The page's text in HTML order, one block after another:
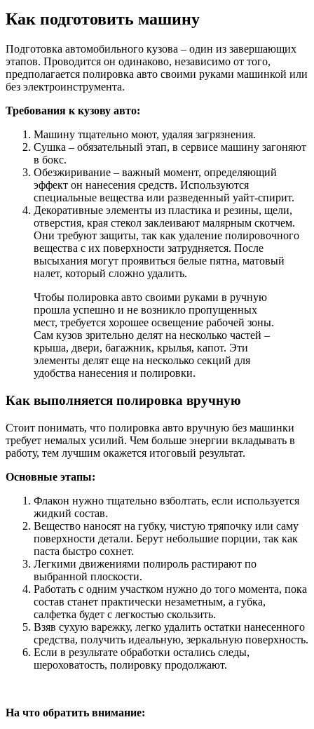
Как подготовить машину
Подготовка автомобильного кузова – один из завершающих
этапов. Проводится он одинаково, независимо от того,
предполагается полировка авто своими руками машинкой или
без электроинструмента.
Требования к кузову авто:
Машину тщательно моют, удаляя загрязнения.
Сушка – обязательный этап, в сервисе машину загоняют
в бокс.
Обезжиривание – важный момент, определяющий
эффект он нанесения средств. Используются
специальные вещества или разведенный уайт-спирит.
Декоративные элементы из пластика и резины, щели,
отверстия, края стекол заклеивают малярным скотчем.
Они требуют защиты, так как удаление полировочного
вещества с их поверхности затрудняется. После
высыхания могут проявиться белые пятна, матовый
налет, который сложно удалить.
Чтобы полировка авто своими руками в ручную
прошла успешно и не возникло пропущенных
мест, требуется хорошее освещение рабочей зоны.
Сам кузов зрительно делят на несколько частей –
крыша, двери, багажник, крылья, капот. Эти
элементы делят еще на несколько секций для
удобства нанесения и полировки.
Как выполняется полировка вручную
Стоит понимать, что полировка авто вручную без машинки
требует немалых усилий. Чем больше энергии вкладывать в
работу, тем лучшим окажется итоговый результат.
Основные этапы:
Флакон нужно тщательно взболтать, если используется
жидкий состав.
Вещество наносят на губку, чистую тряпочку или саму
поверхности детали. Берут небольшие порции, так как
паста быстро сохнет.
Легкими движениями полироль растирают по
выбранной плоскости.
Работать с одним участком нужно до того момента, пока
состав станет практически незаметным, а губка,
салфетка будет с легкостью скользить.
Взяв сухую варежку, легко удалить остатки нанесенного
средства, получить идеальную, зеркальную поверхность.
Если в результате обработки остались следы,
шероховатость, полировку продолжают.
На что обратить внимание: